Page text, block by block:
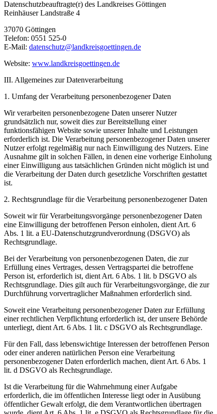
Datenschutzbeauftragte(r) des Landkreises Göttingen
Reinhäuser Landstraße 4
37070 Göttingen
Telefon: 0551 525-0
E-Mail: datenschutz@landkreisgoettingen.de
Website: www.landkreisgoettingen.de
III. Allgemeines zur Datenverarbeitung
1. Umfang der Verarbeitung personenbezogener Daten
Wir verarbeiten personenbezogene Daten unserer Nutzer
grundsätzlich nur, soweit dies zur Bereitstellung einer
funktionsfähigen Website sowie unserer Inhalte und Leistungen
erforderlich ist. Die Verarbeitung personenbezogener Daten unserer
Nutzer erfolgt regelmäßig nur nach Einwilligung des Nutzers. Eine
Ausnahme gilt in solchen Fällen, in denen eine vorherige Einholung
einer Einwilligung aus tatsächlichen Gründen nicht möglich ist und
die Verarbeitung der Daten durch gesetzliche Vorschriften gestattet
ist.
2. Rechtsgrundlage für die Verarbeitung personenbezogener Daten
Soweit wir für Verarbeitungsvorgänge personenbezogener Daten
eine Einwilligung der betroffenen Person einholen, dient Art. 6
Abs. 1 lit. a EU-Datenschutzgrundverordnung (DSGVO) als
Rechtsgrundlage.
Bei der Verarbeitung von personenbezogenen Daten, die zur
Erfüllung eines Vertrages, dessen Vertragspartei die betroffene
Person ist, erforderlich ist, dient Art. 6 Abs. 1 lit. b DSGVO als
Rechtsgrundlage. Dies gilt auch für Verarbeitungsvorgänge, die zur
Durchführung vorvertraglicher Maßnahmen erforderlich sind.
Soweit eine Verarbeitung personenbezogener Daten zur Erfüllung
einer rechtlichen Verpflichtung erforderlich ist, der unsere Behörde
unterliegt, dient Art. 6 Abs. 1 lit. c DSGVO als Rechtsgrundlage.
Für den Fall, dass lebenswichtige Interessen der betroffenen Person
oder einer anderen natürlichen Person eine Verarbeitung
personenbezogener Daten erforderlich machen, dient Art. 6 Abs. 1
lit. d DSGVO als Rechtsgrundlage.
Ist die Verarbeitung für die Wahrnehmung einer Aufgabe
erforderlich, die im öffentlichen Interesse liegt oder in Ausübung
öffentlicher Gewalt erfolgt, die dem Verantwortlichen übertragen